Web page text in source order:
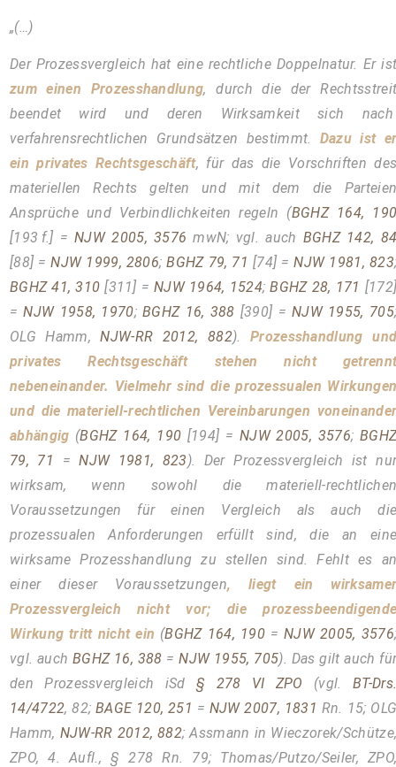
„(…)
Der Prozessvergleich hat eine rechtliche Doppelnatur. Er ist
zum einen Prozesshandlung, durch die der Rechtsstreit
beendet wird und deren Wirksamkeit sich nach
verfahrensrechtlichen Grundsätzen bestimmt. Dazu ist er
ein privates Rechtsgeschäft, für das die Vorschriften des
materiellen Rechts gelten und mit dem die Parteien
Ansprüche und Verbindlichkeiten regeln (BGHZ 164, 190
[193 f.] =NJW 2005, 3576 mwN; vgl. auch BGHZ 142, 84
[88] =NJW 1999, 2806;BGHZ 79, 71 [74] =NJW 1981, 823;
BGHZ 41, 310 [311] =NJW 1964, 1524;BGHZ 28, 171 [172]
=NJW 1958, 1970;BGHZ 16, 388 [390] =NJW 1955, 705;
OLG Hamm,NJW-RR 2012, 882). Prozesshandlung und
privates Rechtsgeschäft stehen nicht
nebeneinander. Vielmehr sind die prozessualen Wirkungen
und die materiell-rechtlichen Vereinbarungen voneinander
abhängig (BGHZ 164, 190 [194] = NJW 2005, 3576;
79, 71
=NJW 1981, 823). Der Prozessvergleich ist
wirksam, wenn sowohl die materiell-rechtlichen
Voraussetzungen für einen Vergleich als auch die
prozessualen Anforderungen erfüllt sind, die an eine
wirksame Prozesshandlung zu stellen sind. Fehlt es an
einer dieser Voraussetzungen, liegt ein wirksamer
Prozessvergleich nicht vor; die prozessbeendigende
Wirkung tritt nicht ein (BGHZ 164, 190=NJW 2005, 3576;
vgl. auch BGHZ 16, 388 =NJW 1955, 705). Das gilt auch
den Prozessvergleich iSd § 278 VI ZPO (vgl. BT-Drs.
14/4722, 82; BAGE 120, 251 = NJW 2007, 1831 Rn. 15; OLG
Hamm, NJW-RR 2012, 882; Assmann in Wieczorek/Schütze,
ZPO, 4. Aufl., § 278 Rn. 79; Thomas/Putzo/Seiler, ZPO,